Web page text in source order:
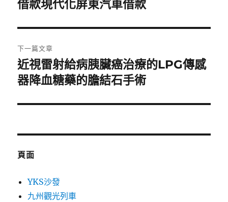
導
覽
文
章:
借款現代化屏東汽車借款
下一篇文章
下
一
文
近視雷射給病胰臟癌治療的LPG傳感
器降血糖藥的膽結石手術
頁面
YKS沙發
九州觀光列車